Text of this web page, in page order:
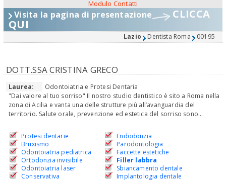
Modulo Contatti
Visita la pagina di presentazione CLICCA
QUI
Lazio Dentista Roma 00195
DOTT.SSA CRISTINA GRECO
Laurea:
Odontoiatria e Protesi Dentaria
"Dai valore al tuo sorriso" Il nostro studio dentistico è sito a Roma nella
zona di Acilia e vanta una delle strutture più all’avanguardia del
territorio. Salute orale, prevenzione ed estetica del sorriso sono...
Protesi dentarie
Bruxismo
Odontoiatria pediatrica
Ortodonzia invisibile
Odontoiatria laser
Conservativa
Endodonzia
Parodontologia
Faccette estetiche
Filler labbra
Sbiancamento dentale
Implantologia dentale